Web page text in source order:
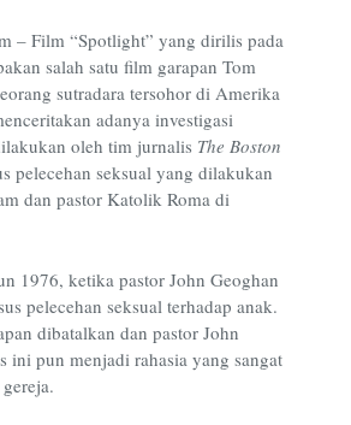
– Film “Spotlight” yang dirilis pada
salah satu film garapan Tom
sutradara tersohor di Amerika
adanya investigasi
oleh tim jurnalis The Boston
pelecehan seksual yang dilakukan
dan pastor Katolik Roma di
1976, ketika pastor John Geoghan
pelecehan seksual terhadap anak.
dibatalkan dan pastor John
ini pun menjadi rahasia yang sangat